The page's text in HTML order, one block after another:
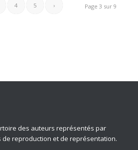
Page 3 sur 9
4 5 ›
des auteurs représentés par
de reproduction et de représentation.